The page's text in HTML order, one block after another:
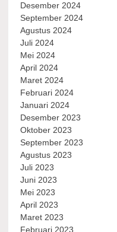
Desember 2024
September 2024
Agustus 2024
Juli 2024
Mei 2024
April 2024
Maret 2024
Februari 2024
Januari 2024
Desember 2023
Oktober 2023
September 2023
Agustus 2023
Juli 2023
Juni 2023
Mei 2023
April 2023
Maret 2023
Februari 2023